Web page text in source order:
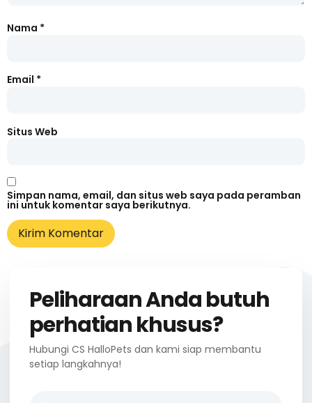
Nama *
Email *
Situs Web
Simpan nama, email, dan situs web saya pada peramban
ini untuk komentar saya berikutnya.
Peliharaan Anda butuh
perhatian khusus?
Hubungi CS HalloPets dan kami siap membantu
setiap langkahnya!